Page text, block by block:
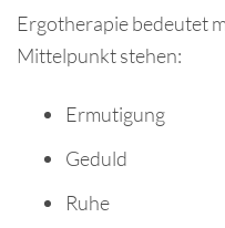
Ergotherapie bedeutet
Mittelpunkt stehen:
Ermutigung
Geduld
Ruhe